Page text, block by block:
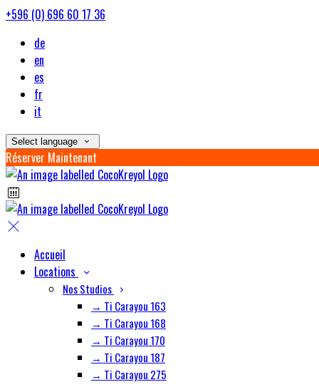
+596 (0) 696 60 17 36
de
en
es
fr
it
Select language
Réserver Maintenant
Accueil
Locations
Nos Studios
→ Ti Carayou 163
→ Ti Carayou 168
→ Ti Carayou 170
→ Ti Carayou 187
→ Ti Carayou 275